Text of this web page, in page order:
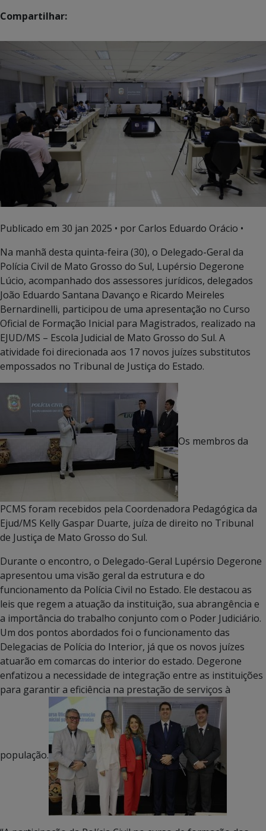
Compartilhar:
Publicado em 30 jan 2025 • por Carlos Eduardo Orácio •
Na manhã desta quinta-feira (30), o Delegado-Geral da
Polícia Civil de Mato Grosso do Sul, Lupérsio Degerone
Lúcio, acompanhado dos assessores jurídicos, delegados
João Eduardo Santana Davanço e Ricardo Meireles
Bernardinelli, participou de uma apresentação no Curso
Oficial de Formação Inicial para Magistrados, realizado na
EJUD/MS – Escola Judicial de Mato Grosso do Sul. A
atividade foi direcionada aos 17 novos juízes substitutos
empossados no Tribunal de Justiça do Estado.
Os membros da
PCMS foram recebidos pela Coordenadora Pedagógica da
Ejud/MS Kelly Gaspar Duarte, juíza de direito no Tribunal
de Justiça de Mato Grosso do Sul.
Durante o encontro, o Delegado-Geral Lupérsio Degerone
apresentou uma visão geral da estrutura e do
funcionamento da Polícia Civil no Estado. Ele destacou as
leis que regem a atuação da instituição, sua abrangência e
a importância do trabalho conjunto com o Poder Judiciário.
Um dos pontos abordados foi o funcionamento das
Delegacias de Polícia do Interior, já que os novos juízes
atuarão em comarcas do interior do estado. Degerone
enfatizou a necessidade de integração entre as instituições
para garantir a eficiência na prestação de serviços à
população.